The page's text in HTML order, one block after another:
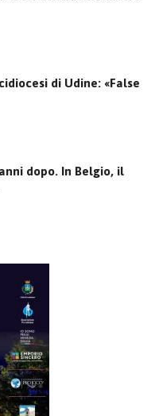
di Udine: «False
dopo. In Belgio, il